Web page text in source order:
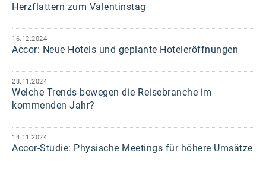
Herzflattern zum Valentinstag
16.12.2024
Accor: Neue Hotels und geplante Hoteleröffnungen
28.11.2024
Welche Trends bewegen die Reisebranche im
kommenden Jahr?
14.11.2024
Accor-Studie: Physische Meetings für höhere Umsätze